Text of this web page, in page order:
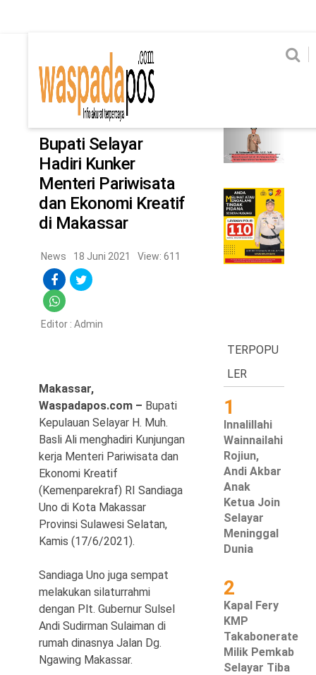
Home News
Ekonomi Hukum & Kriminal
Politik Metro
Hiburan Pendidikan
Edukasi Tekno
News
Ekonomi
Metro
Hiburan
Pendidikan
Edukasi
Tekno
Home News Ekonomi Hukum & Kriminal
News
Bupati Selayar
Hadiri Kunker
Menteri Pariwisata
dan Ekonomi Kreatif
di Makassar
News 18 Juni 2021 View: 611
Editor : Admin
Makassar,
Waspadapos.com – Bupati
Kepulauan Selayar H. Muh.
Basli Ali menghadiri Kunjungan
kerja Menteri Pariwisata dan
Ekonomi Kreatif
(Kemenparekraf) RI Sandiaga
Uno di Kota Makassar
Provinsi Sulawesi Selatan,
Kamis (17/6/2021).
Sandiaga Uno juga sempat
melakukan silaturrahmi
dengan Plt. Gubernur Sulsel
Andi Sudirman Sulaiman di
rumah dinasnya Jalan Dg.
Ngawing Makassar.
TERPOPU
LER
1
Innalillahi
Wainnailahi
Rojiun,
Andi Akbar
Anak
Ketua Join
Selayar
Meninggal
Dunia
2
Kapal Fery
KMP
Takabonerate
Milik Pemkab
Selayar Tiba